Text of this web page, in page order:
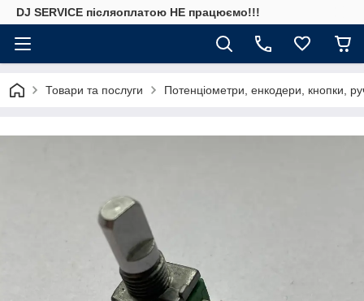
DJ SERVICE пiсляоплатою НЕ працюємо!!!
Товари та послуги Потенціометри, енкодери, кнопки,